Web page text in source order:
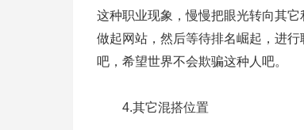
这种职业现象，慢慢把眼光转向其
做起网站，然后等待排名崛起，进
吧，希望世界不会欺骗这种人吧。
4.其它混搭位置